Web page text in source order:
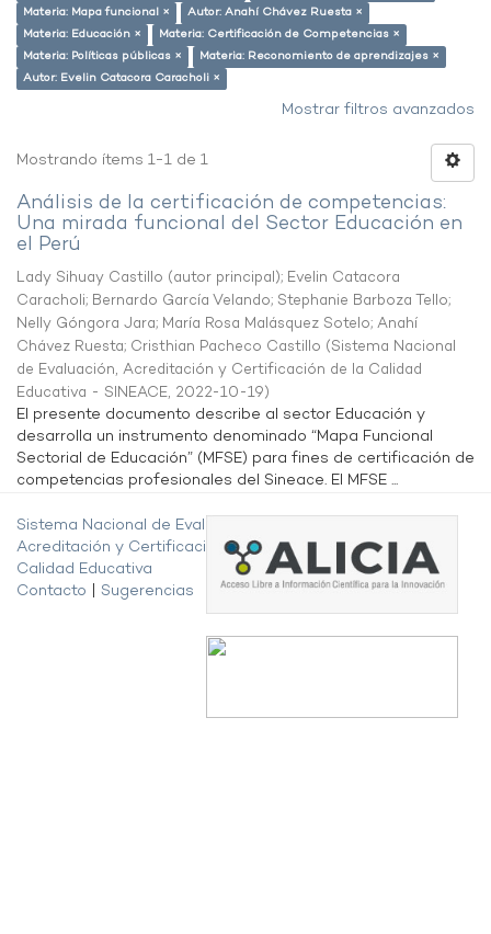
Materia: Mapa funcional ×
Autor: Anahí Chávez Ruesta ×
Materia: Educación ×
Materia: Certificación de Competencias ×
Materia: Políticas públicas ×
Materia: Reconomiento de aprendizajes ×
Autor: Evelin Catacora Caracholi ×
Mostrar filtros avanzados
Mostrando ítems 1-1 de 1
Análisis de la certificación de competencias:
Una mirada funcional del Sector Educación en
el Perú
Lady Sihuay Castillo (autor principal); Evelin Catacora
Caracholi; Bernardo García Velando; Stephanie Barboza Tello;
Nelly Góngora Jara; María Rosa Malásquez Sotelo; Anahí
Chávez Ruesta; Cristhian Pacheco Castillo (Sistema Nacional
de Evaluación, Acreditación y Certificación de la Calidad
Educativa - SINEACE, 2022-10-19)
El presente documento describe al sector Educación y
desarrolla un instrumento denominado “Mapa Funcional
Sectorial de Educación” (MFSE) para fines de certificación de
competencias profesionales del Sineace. El MFSE ...
Sistema Nacional de Evaluación,
Acreditación y Certificación de la
Calidad Educativa
Contacto
Sugerencias